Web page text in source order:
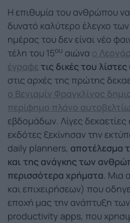
Η επιθυμία του ανθρώπου να
δυνατό καλύτερο έλεγχο
ημέρας του δεν είναι νέο
τέλη του 15ου αιώνα ο
έγραφε τις δικές του
στις αρχές της πρώτης
ο Βενιαμίν Φραγκλίνος
περίφημο πλάνο
εβδομάδων. Λίγες
εκδότες ξεκίνησαν την
daily planners, αποτέλεσμα
και της ανάγκης των
περισσότερα χρήματα. Μια
και επιχειρήσεων) που
εποχή μας την ανάπτυξη
productivity apps, που